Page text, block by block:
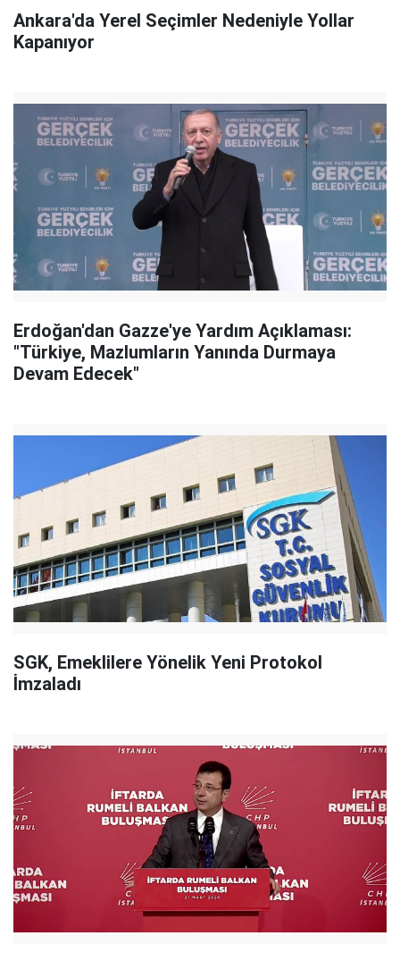
Ankara'da Yerel Seçimler Nedeniyle Yollar
Kapanıyor
Erdoğan'dan Gazze'ye Yardım Açıklaması:
"Türkiye, Mazlumların Yanında Durmaya
Devam Edecek"
SGK, Emeklilere Yönelik Yeni Protokol
İmzaladı